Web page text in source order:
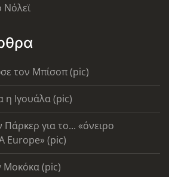
Νόλεϊ
τον Μπίσοπ (pic)
Ιγουάλα (pic)
Πάρκερ για το... «όνειρο
Europe» (pic)
Μοκόκα (pic)